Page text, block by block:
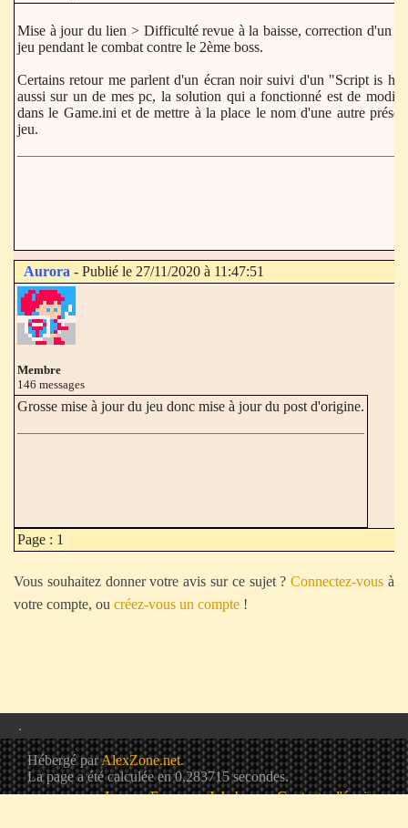
Page : 1
Mise à jour du lien > Difficulté revue à la baisse, correction d'un
jeu pendant le combat contre le 2ème boss.
Certains retour me parlent d'un écran noir suivi d'un "Script is
aussi sur un de mes pc, la solution qui a fonctionné est de
dans le Game.ini et de mettre à la place le nom d'une autre
jeu.
Aurora - Publié le 27/11/2020 à 11:47:51
Membre
146 messages
Grosse mise à jour du jeu donc mise à jour du post d'origine.
Vous souhaitez donner votre avis sur ce sujet ?Connectez-vous à
votre compte, ou créez-vous un compte !
.
Hébergé parAlexZone.net.
La page a été calculée en 0,283715 secondes.
Jeux
Forum Jukebox Contacter l'équipe